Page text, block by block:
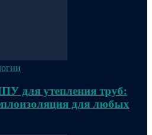
для утепления труб:
для любых